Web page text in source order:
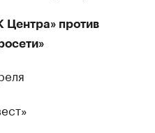
Центра» против